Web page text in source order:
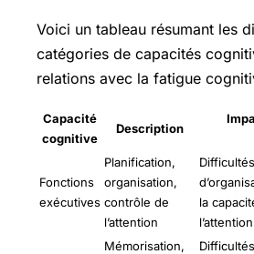
Voici un tableau résumant les
catégories de capacités
relations avec la fatigue
Capacité
cognitive
Description
Fonctions
exécutives
Planification,
organisation,
contrôle de
l’attention
la
l’attention
Mémorisation,